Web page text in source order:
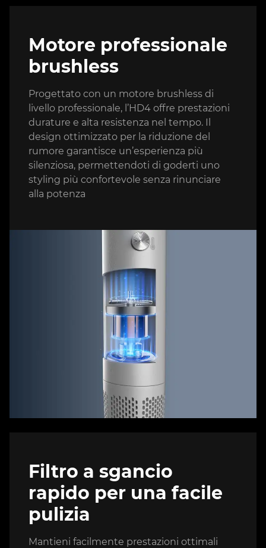
Motore professionale
brushless
Progettato con un motore brushless di
livello professionale, l’HD4 offre prestazioni
durature e alta resistenza nel tempo. Il
design ottimizzato per la riduzione del
rumore garantisce un’esperienza più
silenziosa, permettendoti di goderti uno
styling più confortevole senza rinunciare
alla potenza
Filtro a sgancio
rapido per una facile
pulizia
Mantieni facilmente prestazioni ottimali